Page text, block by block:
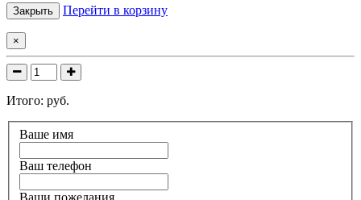
Закрыть Перейти в корзину
×
Итого: руб.
Ваше имя
Ваш телефон
Ваши пожелания